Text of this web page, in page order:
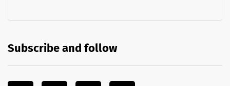
Subscribe and follow